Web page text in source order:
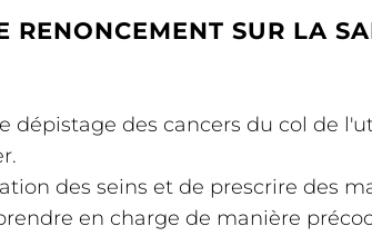
RENONCEMENT SUR LA
dépistage des cancers du col de
des seins et de prescrire des
en charge de manière